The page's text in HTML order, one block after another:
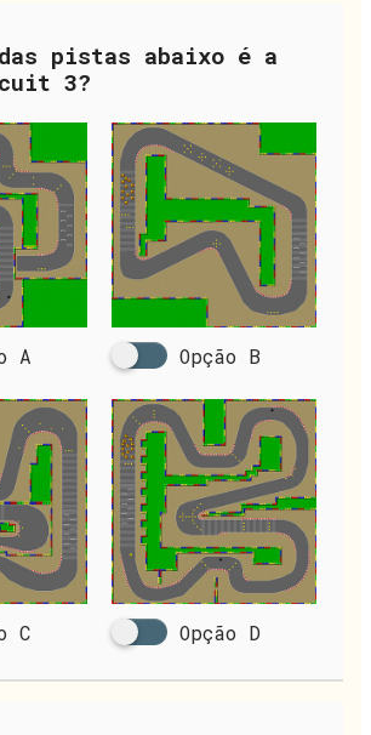
pistas abaixo é a
3?
A Opção B
C Opção D